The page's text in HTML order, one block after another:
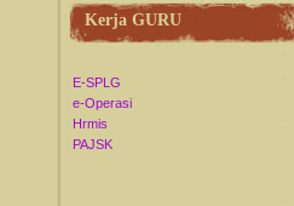
Kerja GURU
E-SPLG
e-Operasi
Hrmis
PAJSK